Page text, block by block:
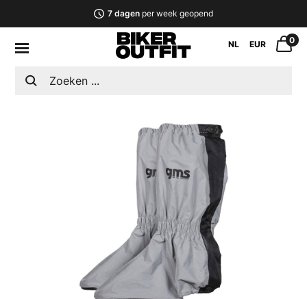
7 dagenper week geopend
NL EUR 0